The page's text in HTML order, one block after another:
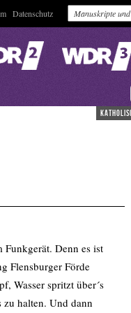
Datenschutz
Denn es ist
Flensburger Förde
Wasser spritzt über´s
halten. Und dann